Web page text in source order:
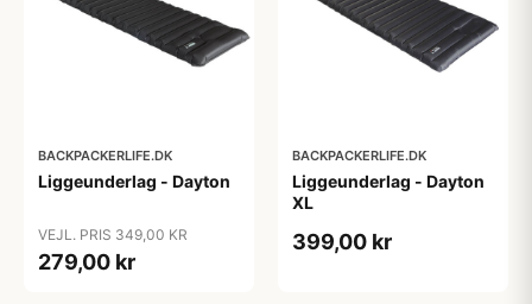
BACKPACKERLIFE.DK
Liggeunderlag - Dayton
VEJL. PRIS 349,00 KR
279,00 kr
BACKPACKERLIFE.DK
Liggeunderlag - Dayton
XL
399,00 kr